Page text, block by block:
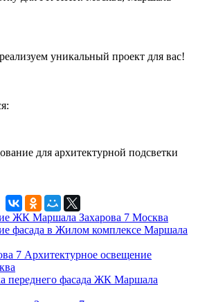
уникальный проект для вас!
для архитектурной подсветки